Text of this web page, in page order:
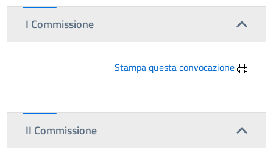
I Commissione
Stampa questa convocazione
II Commissione